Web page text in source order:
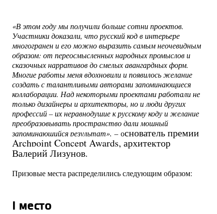
«В этом году мы получили больше сотни проектов.
Участники доказали, что русский код в интерьере
многогранен и его можно выразить самым неочевидным
образом: от переосмысленных народных промыслов и
сказочных нарративов до смелых авангардных форм.
Многие работы меня вдохновили и появилось желание
создать с талантливыми авторами запоминающиеся
коллаборации. Над некоторыми проектами работали не
только дизайнеры и архитекторы, но и люди других
профессий – их неравнодушие к русскому коду и желание
преобразовывать пространство дали мощный
запоминающийся результат», – основатель премии
Archpoint Concept Awards, архитектор
Валерий Лизунов.
Призовые места распределились следующим образом:
I место